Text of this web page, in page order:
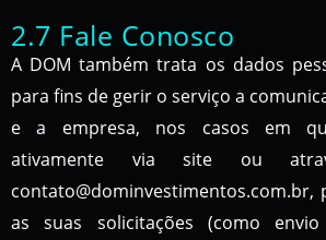
2.7 Fale Conosco
A DOM também trata os dados
para fins de gerir o serviço a
e a empresa, nos casos em
ativamente via site ou
contato@dominvestimentos.com.br,
as suas solicitações (como envio